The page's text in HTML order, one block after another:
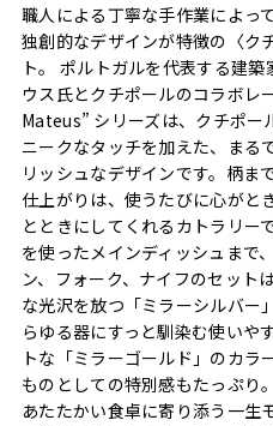
職人による丁寧な手作業によっ
独創的なデザインが特徴の〈ク
ト。 ポルトガルを代表する建
ウス氏とクチポールのコラボレ
Mateus” シリーズは、クチポー
ニークなタッチを加えた、まる
リッシュなデザインです。柄ま
仕上がりは、使うたびに心がと
とときにしてくれるカトラリー
を使ったメインディッシュまで
ン、フォーク、ナイフのセット
な光沢を放つ「ミラーシルバー
らゆる器にすっと馴染む使いや
トな「ミラーゴールド」のカラ
ものとしての特別感もたっぷり。
あたたかい食卓に寄り添う一生